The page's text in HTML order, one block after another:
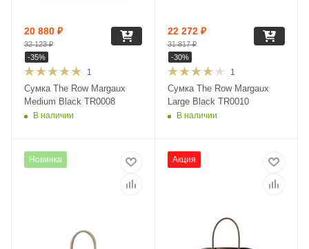
1
Сумка The Row Margaux
Medium Black TR0008
В наличии
20 880 ₽
32 123₽
-35%
1
Сумка The Row Margaux
Large Black TR0010
В наличии
22 272₽
31 817₽
-30%
Новинка Акция